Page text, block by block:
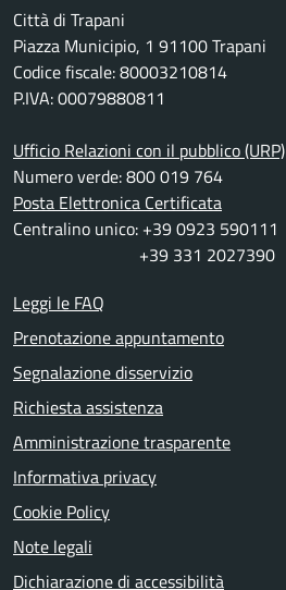
Città di Trapani
Piazza Municipio, 1 91100 Trapani
Codice fiscale: 80003210814
P.IVA: 00079880811
Ufficio Relazioni con il pubblico (URP)
Numero verde: 800 019 764
Posta Elettronica Certificata
Centralino unico: +39 0923 590111
+39 331 2027390
Leggi le FAQ
Prenotazione appuntamento
Segnalazione disservizio
Richiesta assistenza
Amministrazione trasparente
Informativa privacy
Cookie Policy
Note legali
Dichiarazione di accessibilità